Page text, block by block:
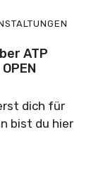
ATP
dich für
bist du hier